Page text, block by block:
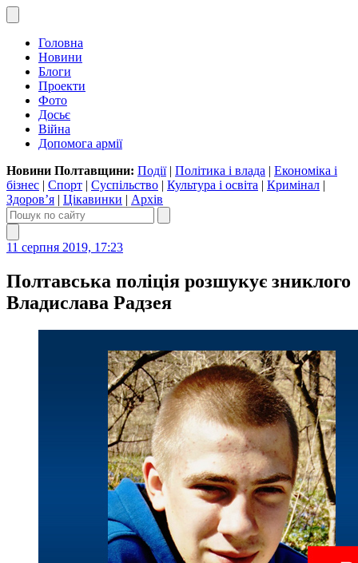
Головна
Новини
Блоги
Проекти
Фото
Досьє
Війна
Допомога армії
Новини Полтавщини: Події| Політика і влада | Економіка і
бізнес | Спорт | Суспільство | Культура і освіта | Кримінал |
Здоров’я | Цікавинки | Архів
11 серпня 2019, 17:23
Полтавська поліція розшукує зниклого
Владислава Радзея